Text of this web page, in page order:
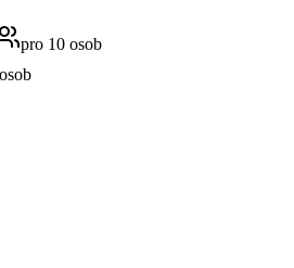
pro 10 osob